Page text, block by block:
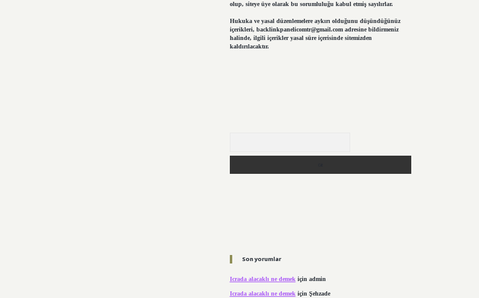
olup, siteye üye olarak bu sorumluluğu kabul etmiş sayılırlar.
Hukuka ve yasal düzenlemelere aykırı olduğunu düşündüğünüz
içerikleri, backlinkpanelicomtr@gmail.comadresine bildirmeniz
halinde, ilgili içerikler yasal süre içerisinde sitemizden
kaldırılacaktır.
Son yorumlar
Icrada alacaklı ne demekiçin admin
Icrada alacaklı ne demek için Şehzade